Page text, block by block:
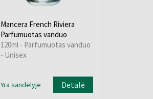
Mancera French Riviera
Parfumuotas vanduo
120ml - Parfumuotas vanduo
- Unisex
Yra sandėlyje Detalė